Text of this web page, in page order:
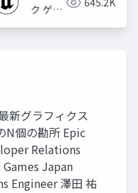
ク ゲー
新グラフィクス
N個の勘所 Epic
Relations
Japan
Engineer 澤田 祐